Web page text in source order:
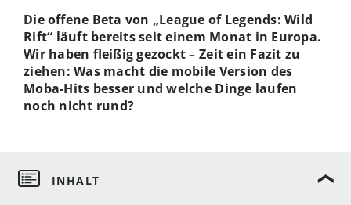
Die offene Beta von „League of Legends: Wild
Rift“ läuft bereits seit einem Monat in Europa.
Wir haben fleißig gezockt – Zeit ein Fazit zu
ziehen: Was macht die mobile Version des
Moba-Hits besser und welche Dinge laufen
noch nicht rund?